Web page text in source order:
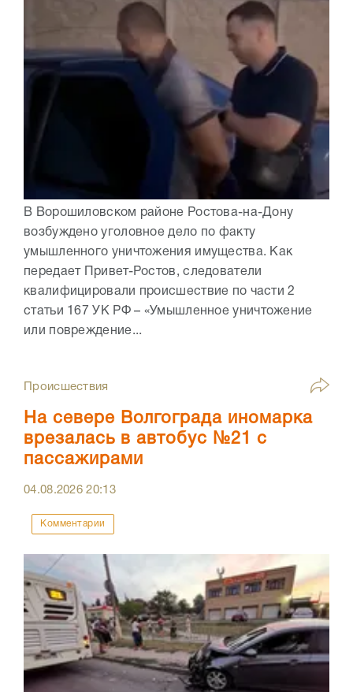
В Ворошиловском районе Ростова-на-Дону
возбуждено уголовное дело по факту
умышленного уничтожения имущества. Как
передает Привет-Ростов, следователи
квалифицировали происшествие по части 2
статьи 167 УК РФ – «Умышленное уничтожение
или повреждение...
Происшествия
На севере Волгограда иномарка
врезалась в автобус №21 с
пассажирами
04.08.202620:13
Комментарии